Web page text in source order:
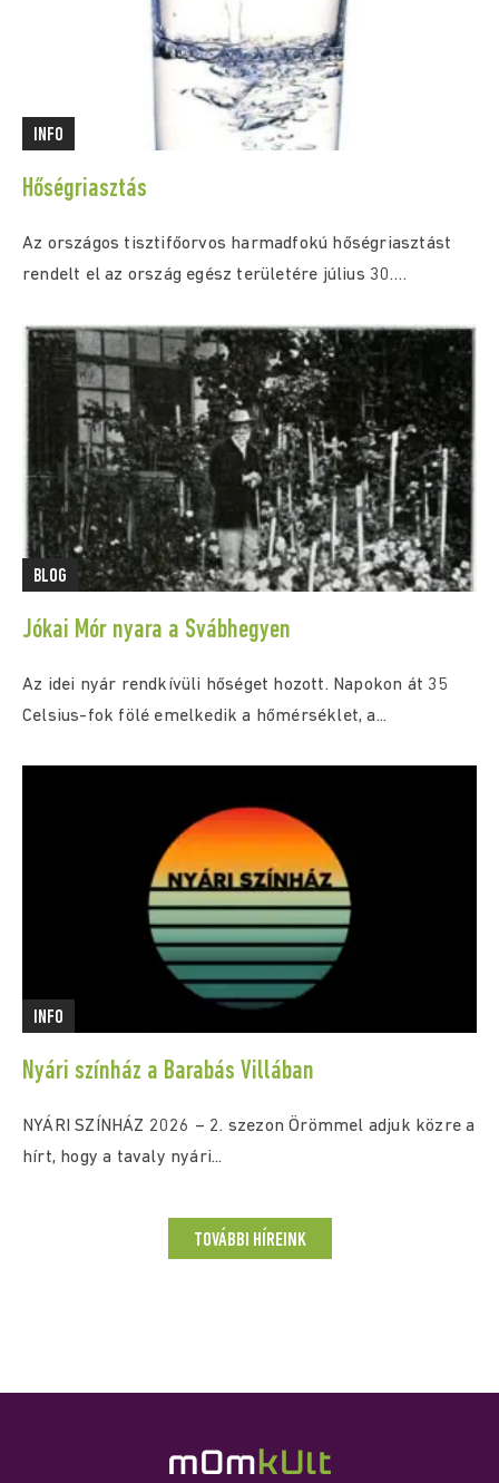
INFO
Hőségriasztás
Az országos tisztifőorvos harmadfokú hőségriasztást
rendelt el az ország egész területére július 30.
BLOG
Jókai Mór nyara a Svábhegyen
Az idei nyár rendkívüli hőséget hozott. Napokon át 35
Celsius-fok fölé emelkedik a hőmérséklet, a...
INFO
Nyári színház a Barabás Villában
NYÁRI SZÍNHÁZ 2026 – 2. szezon Örömmel adjuk közre a
hírt, hogy a tavaly nyári...
TOVÁBBI HÍREINK